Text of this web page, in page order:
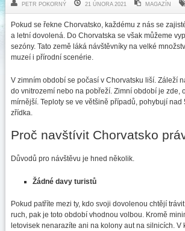
PETR POKORNÝ 21 ÚNORA 2021 MAGAZÍN
Pokud se řekne Chorvatsko, každému z nás se
a letní dovolená. Do Chorvatska se však můžeme
sezóny. Tato země láká návštěvníky na velké
muzeí i přírodní scenérie.
V zimním období se počasí v Chorvatsku liší. Záleží
do vnitrozemí nebo na pobřeží. Zimní období je zde,
mírnější. Teploty se ve většině případů, pohybují nad
zřídka.
Proč navštívit Chorvatsko
Důvodů pro návštěvu je hned několik.
Žádné davy turistů
Pokud patříte mezi ty, kdo svoji dovolenou chtějí
ruch, pak je toto období vhodnou volbou. Kromě
letovisek nenarazíte ani na kolony aut na silnicích. V